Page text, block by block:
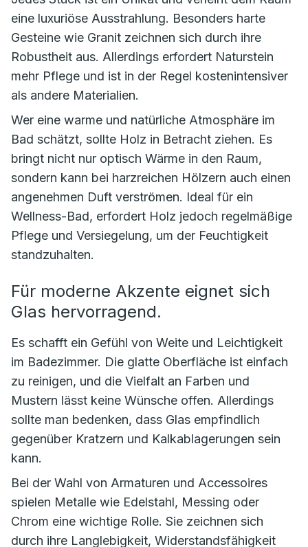
eine luxuriöse Ausstrahlung. Besonders harte
Gesteine wie Granit zeichnen sich durch ihre
Robustheit aus. Allerdings erfordert Naturstein
mehr Pflege und ist in der Regel kostenintensiver
als andere Materialien.
Wer eine warme und natürliche Atmosphäre im
Bad schätzt, sollte Holz in Betracht ziehen. Es
bringt nicht nur optisch Wärme in den Raum,
sondern kann bei harzreichen Hölzern auch einen
angenehmen Duft verströmen. Ideal für ein
Wellness-Bad, erfordert Holz jedoch regelmäßige
Pflege und Versiegelung, um der Feuchtigkeit
standzuhalten.
Für moderne Akzente eignet sich
Glas hervorragend.
Es schafft ein Gefühl von Weite und Leichtigkeit
im Badezimmer. Die glatte Oberfläche ist einfach
zu reinigen, und die Vielfalt an Farben und
Mustern lässt keine Wünsche offen. Allerdings
sollte man bedenken, dass Glas empfindlich
gegenüber Kratzern und Kalkablagerungen sein
kann.
Bei der Wahl von Armaturen und Accessoires
spielen Metalle wie Edelstahl, Messing oder
Chrom eine wichtige Rolle. Sie zeichnen sich
durch ihre Langlebigkeit, Widerstandsfähigkeit